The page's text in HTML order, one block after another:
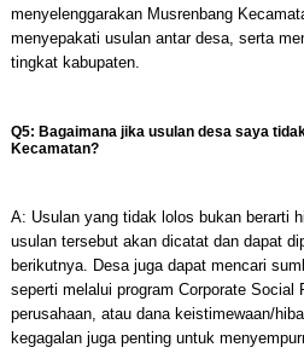
menyelenggarakan Musrenbang
menyepakati usulan antar desa, serta
tingkat kabupaten.
Q5: Bagaimana jika usulan desa saya
Kecamatan?
A: Usulan yang tidak lolos bukan berarti
usulan tersebut akan dicatat dan dapat
berikutnya. Desa juga dapat mencari
seperti melalui program Corporate Social
perusahaan, atau dana keistimewaan/
kegagalan juga penting untuk